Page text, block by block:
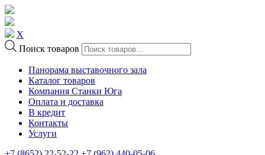
X
Поиск товаров
Панорама выставочного зала
Каталог товаров
Компания Станки Юга
Оплата и доставка
В кредит
Контакты
Услуги